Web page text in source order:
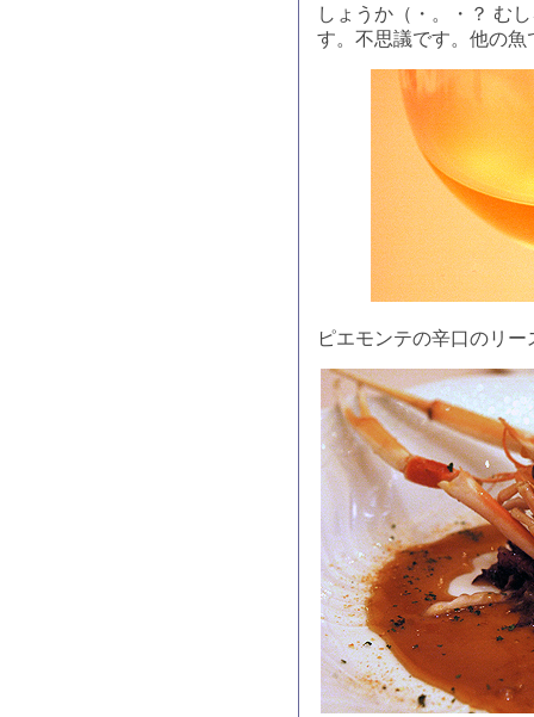
しょうか（・。・？ む
す。不思議です。他の
ピエモンテの辛口のリ